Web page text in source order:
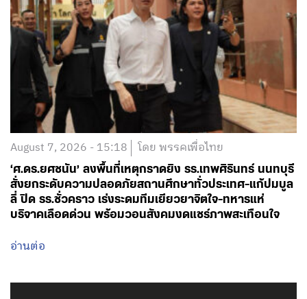
August 7, 2026 - 15:18 โดย พรรคเพื่อไทย
‘ศ.ดร.ยศชนัน’ ลงพื้นที่เหตุกราดยิง รร.เทพศิรินทร์ นนทบุรี
สั่งยกระดับความปลอดภัยสถานศึกษาทั่วประเทศ-แก้ปมบูล
ลี่ ปิด รร.ชั่วคราว เร่งระดมทีมเยียวยาจิตใจ-ทหารแห่
บริจาคเลือดด่วน พร้อมวอนสังคมงดแชร์ภาพสะเทือนใจ
อ่านต่อ